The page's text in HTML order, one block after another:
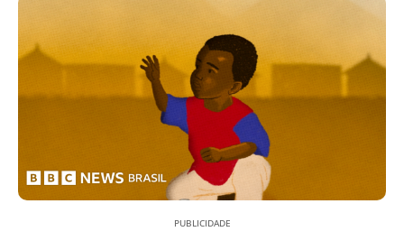
PUBLICIDADE